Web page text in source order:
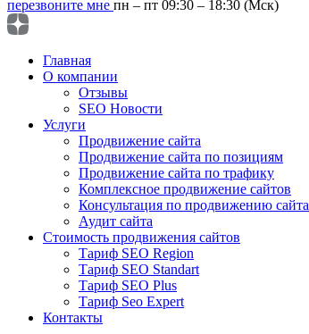
перезвоните мне пн – пт 09:30 – 18:30 (Мск)
Главная
О компании
Отзывы
SEO Новости
Услуги
Продвижение сайта
Продвижение сайта по позициям
Продвижение сайта по трафику
Комплексное продвижение сайтов
Консультация по продвижению сайта
Аудит сайта
Стоимость продвижения сайтов
Тариф SEO Region
Тариф SEO Standart
Тариф SEO Plus
Тариф Seo Expert
Контакты